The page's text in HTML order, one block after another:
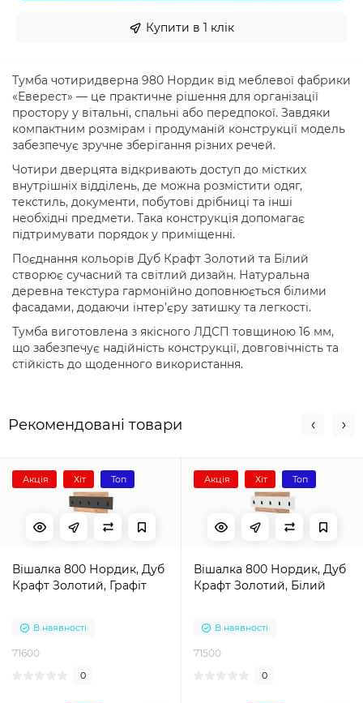
Купити в 1 клік
Тумба чотиридверна 980 Нордик від меблевої фабрики
«Еверест» — це практичне рішення для організації
простору у вітальні, спальні або передпокої. Завдяки
компактним розмірам і продуманій конструкції модель
забезпечує зручне зберігання різних речей.
Чотири дверцята відкривають доступ до містких
внутрішніх відділень, де можна розмістити одяг,
текстиль, документи, побутові дрібниці та інші
необхідні предмети. Така конструкція допомагає
підтримувати порядок у приміщенні.
Поєднання кольорів Дуб Крафт Золотий та Білий
створює сучасний та світлий дизайн. Натуральна
деревна текстура гармонійно доповнюється білими
фасадами, додаючи інтер’єру затишку та легкості.
Тумба виготовлена з якісного ЛДСП товщиною 16 мм,
що забезпечує надійність конструкції, довговічність та
стійкість до щоденного використання.
Рекомендовані товари
Акція Хіт Топ
Вішалка 800 Нордик, Дуб
Крафт Золотий, Графіт
В наявності
71600
0
Акція Хіт Топ
Вішалка 800 Нордик, Дуб
Крафт Золотий, Білий
В наявності
71500
0